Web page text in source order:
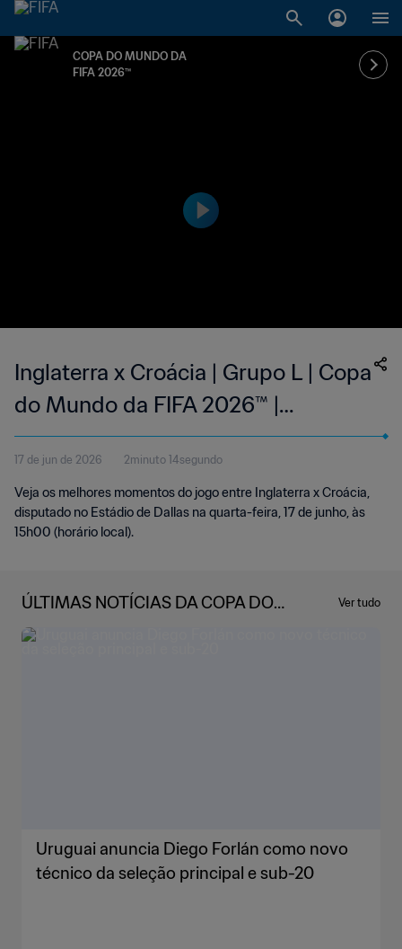
COPA DO MUNDO DA
FIFA 2026™
Inglaterra x Croácia | Grupo L | Copa
do Mundo da FIFA 2026™ |
Melhores momentos
17 de jun de 2026 2minuto 14segundo
Veja os melhores momentos do jogo entre Inglaterra x Croácia,
disputado no Estádio de Dallas na quarta-feira, 17 de junho, às
15h00 (horário local).
ÚLTIMAS NOTÍCIAS DA COPA DO
MUNDO DA FIFA 2026™
Ver tudo
Uruguai anuncia Diego Forlán como novo
técnico da seleção principal e sub-20